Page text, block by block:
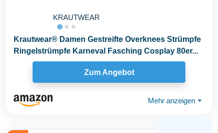
KRAUTWEAR
Krautwear® Damen Gestreifte Overknees Strümpfe
Ringelstrümpfe Karneval Fasching Cosplay 80er...
Zum Angebot
Mehr anzeigen ⏷